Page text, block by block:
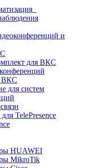
и
для ВКС
ВКС
для систем
TelePresence
HUAWEI
MikroTik